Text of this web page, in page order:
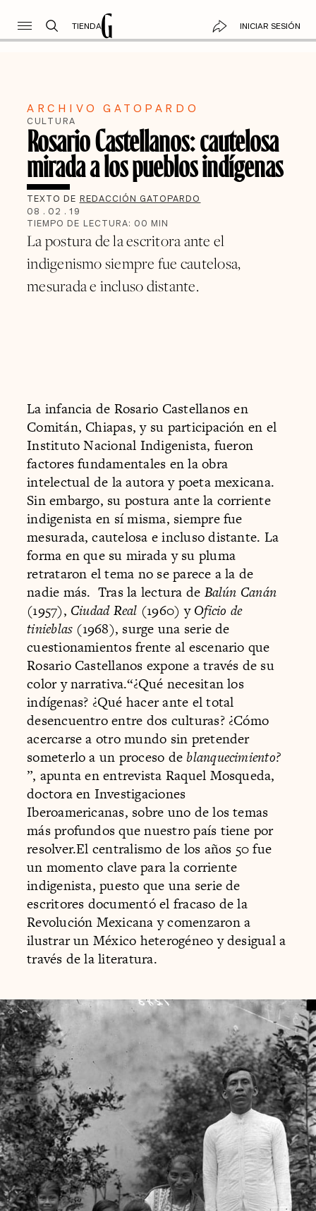
TIENDA INICIAR SESIÓN
ARCHIVO GATOPARDO
CULTURA
Rosario Castellanos: cautelosa
mirada a los pueblos indígenas
TEXTO DE REDACCIÓN GATOPARDO
08 . 02 . 19
TIEMPO DE LECTURA: 00 MIN
La postura de la escritora ante el
indigenismo siempre fue cautelosa,
mesurada e incluso distante.
La infancia de Rosario Castellanos en
Comitán, Chiapas, y su participación en el
Instituto Nacional Indigenista, fueron
factores fundamentales en la obra
intelectual de la autora y poeta mexicana.
Sin embargo, su postura ante la corriente
indigenista en sí misma, siempre fue
mesurada, cautelosa e incluso distante. La
forma en que su mirada y su pluma
retrataron el tema no se parece a la de
nadie más. Tras la lectura de ​ Balún Canán
(1957), ​ Ciudad Real (1960) y ​Oficio de
tinieblas (1968), surge una serie de
cuestionamientos frente al escenario que
Rosario Castellanos expone a través de su
color y narrativa.“¿Qué necesitan los
indígenas? ¿Qué hacer ante el total
desencuentro entre dos culturas? ¿Cómo
acercarse a otro mundo sin pretender
someterlo a un proceso deblanquecimiento?
”, apunta en entrevista Raquel Mosqueda,
doctora en Investigaciones
Iberoamericanas, sobre uno de los temas
más profundos que nuestro país tiene por
resolver.El centralismo de los años 50 fue
un momento clave para la corriente
indigenista, puesto que una serie de
escritores documentó el fracaso de la
Revolución Mexicana y comenzaron a
ilustrar un México heterogéneo y desigual a
través de la literatura.